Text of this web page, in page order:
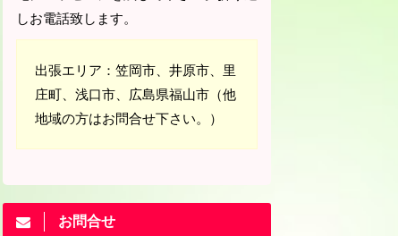
しお電話致します。
出張エリア：笠岡市、井原市、里
庄町、浅口市、広島県福山市（他
地域の方はお問合せ下さい。）
お問合せ